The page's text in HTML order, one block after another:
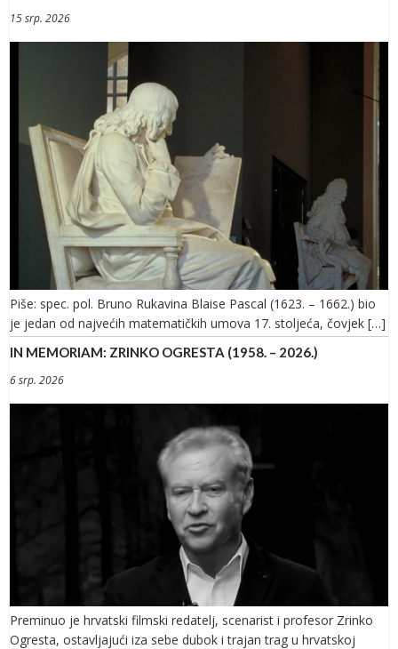
15 srp. 2026
Piše: spec. pol. Bruno Rukavina Blaise Pascal (1623. – 1662.) bio
je jedan od najvećih matematičkih umova 17. stoljeća, čovjek […]
IN MEMORIAM: ZRINKO OGRESTA (1958. – 2026.)
6 srp. 2026
Preminuo je hrvatski filmski redatelj, scenarist i profesor Zrinko
Ogresta, ostavljajući iza sebe dubok i trajan trag u hrvatskoj